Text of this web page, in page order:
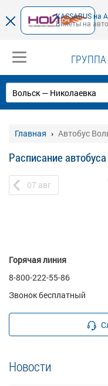
KASSABUS на
Билеты на
Главная Автобус
Расписание
07 авг
Горячая линия
8-800-222-55-86
Звонок бесплатный
Новости